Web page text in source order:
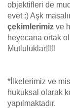
objektifleri de
evet :) Aşk
çekimlerimiz ve
heyecana ortak
Mutluluklar!!!!!
*İlkelerimiz ve
hukuksal olarak
yapılmaktadır.